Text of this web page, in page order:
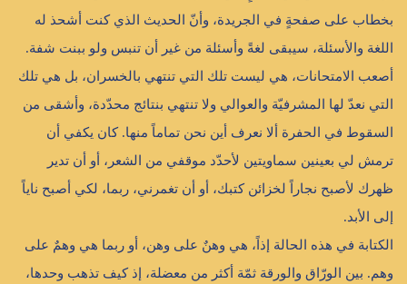
بخطاب على صفحةٍ في الجريدة، وأنّ الحديث الذي كنت أشحذ له
اللغة والأسئلة، سيبقى لغةً وأسئلة من غير أن تنبس ولو ببنت شفة.
أصعب الامتحانات، هي ليست تلك التي تنتهي بالخسران، بل هي تلك
التي نعدّ لها المشرفيّة والعوالي ولا تنتهي بنتائج محدّدة، وأشقى من
السقوط في الحفرة ألا نعرف أين نحن تماماً منها. كان يكفي أن
ترمش لي بعينين سماويتين لأحدّد موقفي من الشعر، أو أن تدير
ظهرك لأصبح نجاراً لخزائن كتبك، أو أن تغمرني، ربما، لكي أصبح ناياً
إلى الأبد.
الكتابة في هذه الحالة إذاً، هي وهنٌ على وهن، أو ربما هي وهمٌ على
وهم. بين الورّاق والورقة ثمّة أكثر من معضلة، إذ كيف تذهب وحدها،